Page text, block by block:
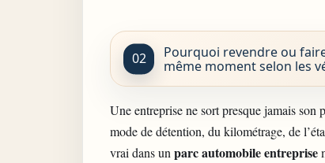
Pourquoi revendre ou
même moment selon les
Une entreprise ne sort presque jamais
mode de détention, du kilométrage, de
vrai dans unparc automobile entreprise